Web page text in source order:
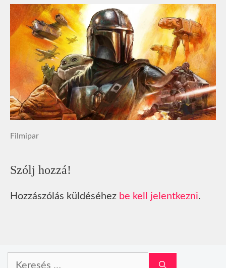
Filmipar
Szólj hozzá!
Hozzászólás küldéséhez be kell jelentkezni.